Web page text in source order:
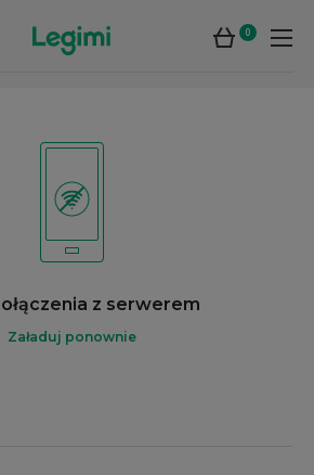
0
z serwerem
Załaduj ponownie